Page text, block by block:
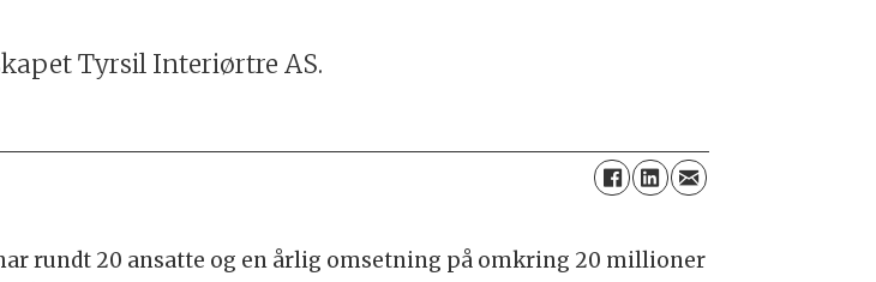
Tyrsil Interiørtre AS.
rundt 20 ansatte og en årlig omsetning på omkring 20 millioner